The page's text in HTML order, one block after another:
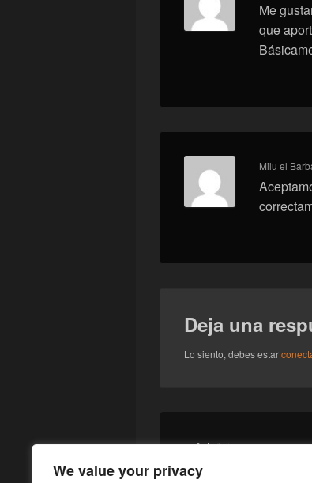
We value your privacy
Me
que
Milu el
Deja una
Lo siento, debes estar
de
←AnteriorEntrada
[Warhammer 40.000]